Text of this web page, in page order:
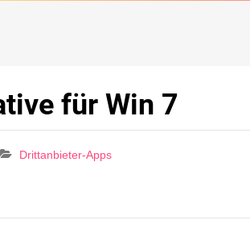
für Win 7
Drittanbieter-Apps